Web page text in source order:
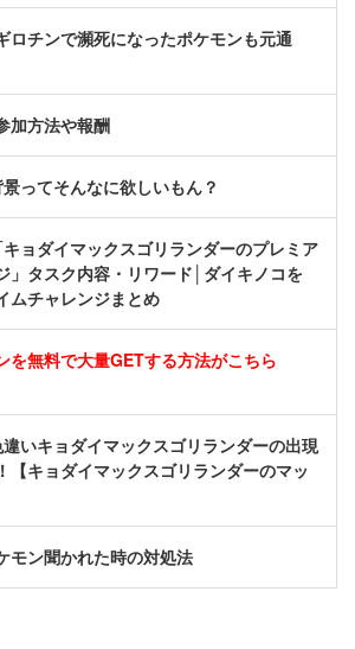
ロチンで瀕死になったポケモンも元通
加方法や報酬
景ってそんなに欲しいもん？
キョダイマックスゴリランダーのプレミア
」タスク内容・リワード│ダイキノコを
ムチャレンジまとめ
を無料で大量GETする方法がこちら
違いキョダイマックスゴリランダーの出現
【キョダイマックスゴリランダーのマッ
モン聞かれた時の対処法